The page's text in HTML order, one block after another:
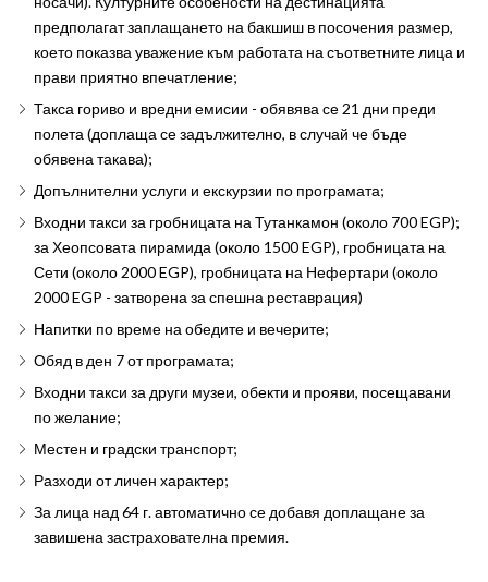
предполагат заплащането на бакшиш в посочения размер,
което показва уважение към работата на съответните лица и
прави приятно впечатление;
Такса гориво и вредни емисии - обявява се 21 дни преди
полета (доплаща се задължително, в случай че бъде
обявена такава);
Допълнителни услуги и екскурзии по програмата;
Входни такси за гробницата на Тутанкамон (около 700 EGP);
за Хеопсовата пирамида (около 1500 EGP), гробницата на
Сети (около 2000 EGP), гробницата на Нефертари (около
2000 EGP - затворена за спешна реставрация)
Напитки по време на обедите и вечерите;
Обяд в ден 7 от програмата;
Входни такси за други музеи, обекти и прояви, посещавани
по желание;
Местен и градски транспорт;
Разходи от личен характер;
За лица над 64 г. автоматично се добавя доплащане за
завишена застрахователна премия.